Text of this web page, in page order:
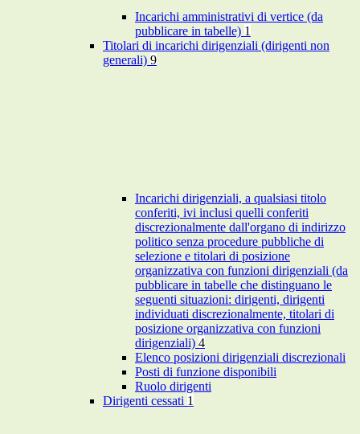
Incarichi amministrativi di vertice (da
pubblicare in tabelle) 1
Titolari di incarichi dirigenziali (dirigenti non
generali) 9
Incarichi dirigenziali, a qualsiasi titolo
conferiti, ivi inclusi quelli conferiti
discrezionalmente dall'organo di indirizzo
politico senza procedure pubbliche di
selezione e titolari di posizione
organizzativa con funzioni dirigenziali (da
pubblicare in tabelle che distinguano le
seguenti situazioni: dirigenti, dirigenti
individuati discrezionalmente, titolari di
posizione organizzativa con funzioni
dirigenziali) 4
Elenco posizioni dirigenziali discrezionali
Posti di funzione disponibili
Ruolo dirigenti
Dirigenti cessati 1